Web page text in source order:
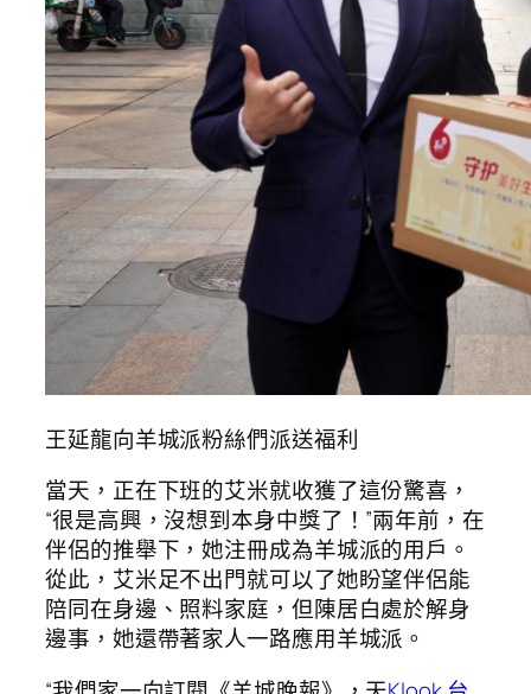
王延龍向羊城派粉絲們派送福利
當天，正在下班的艾米就收獲了這份驚喜，
“很是高興，沒想到本身中獎了！”兩年前，在
伴侶的推舉下，她注冊成為羊城派的用戶。
從此，艾米足不出門就可以了她盼望伴侶能
陪同在身邊、照料家庭，但陳居白處於解身
邊事，她還帶著家人一路應用羊城派。